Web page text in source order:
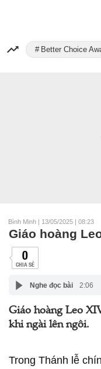
Better Choice
Bình Minh | 13/05/2025 | 08:23
Giáo hoàng
0
CHIA SẺ
Nghe đọc bài 2:06
Giáo hoàng Leo
khi ngài lên ngôi.
Trong Thánh lễ